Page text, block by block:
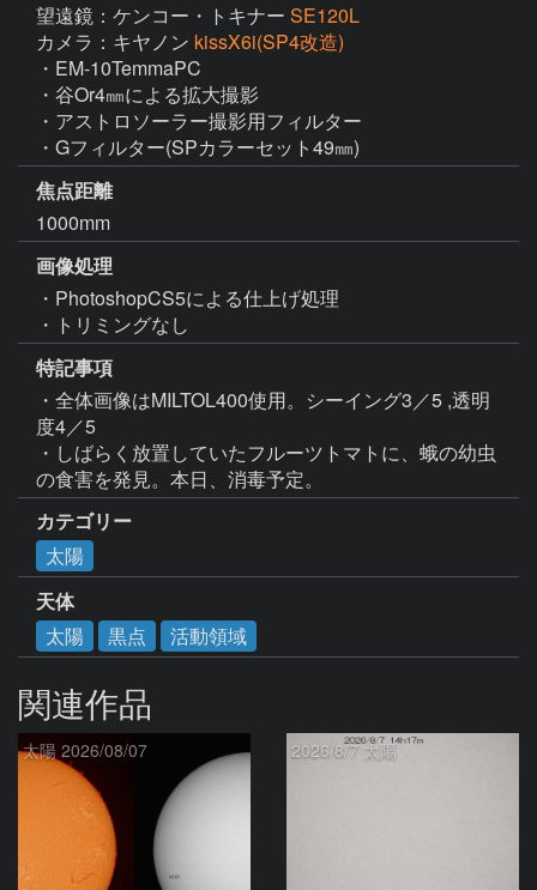
望遠鏡：ケンコー・トキナー SE120L
カメラ：キヤノン kissX6i(SP4改造)
・EM-10TemmaPC
・谷Or4㎜による拡大撮影
・アストロソーラー撮影用フィルター
・Gフィルター(SPカラーセット49㎜)
焦点距離
1000mm
画像処理
・PhotoshopCS5による仕上げ処理
・トリミングなし
特記事項
・全体画像はMILTOL400使用。シーイング3／5 ,透明
度4／5
・しばらく放置していたフルーツトマトに、蛾の幼虫
の食害を発見。本日、消毒予定。
カテゴリー
太陽
天体
太陽
黒点 活動領域
関連作品
太陽 2026/08/07 2026/8/7 太陽